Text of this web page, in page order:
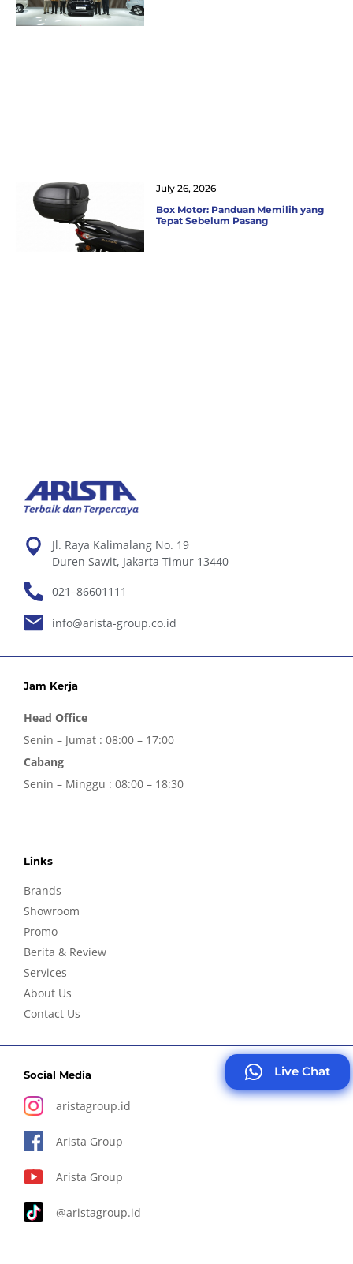
Box Motor: Panduan Memilih yang
Tepat Sebelum Pasang
July 26, 2026
Jl. Raya Kalimalang No. 19
Duren Sawit, Jakarta Timur 13440
021–86601111
info@arista-group.co.id
Jam Kerja
Head Office
Senin – Jumat : 08:00 – 17:00
Cabang
Senin – Minggu : 08:00 – 18:30
Links
Brands
Showroom
Promo
Berita & Review
Services
About Us
Contact Us
Social Media
aristagroup.id
Arista Group
Arista Group
@aristagroup.id
Live Chat